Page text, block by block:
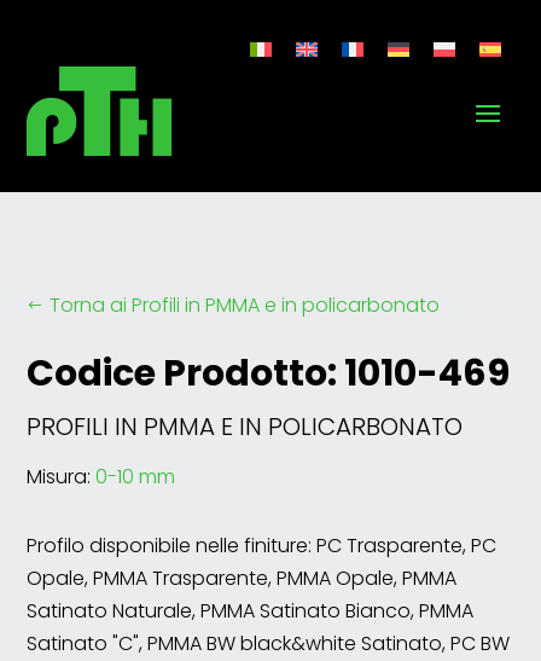
# Torna ai Profili in PMMA e in policarbonato
Codice Prodotto: 1010-469
PROFILI IN PMMA E IN POLICARBONATO
Misura:0-10 mm
Profilo disponibile nelle finiture: PC Trasparente, PC
Opale, PMMA Trasparente, PMMA Opale, PMMA
Satinato Naturale, PMMA Satinato Bianco, PMMA
Satinato "C", PMMA BW black&white Satinato, PC BW